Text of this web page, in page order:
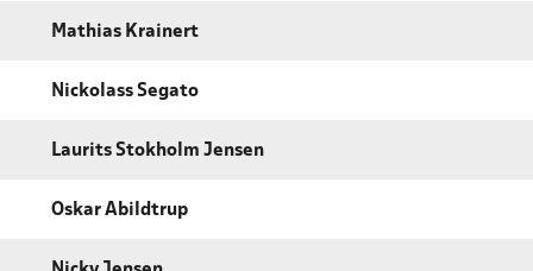
Mathias Krainert
Nickolass Segato
Laurits Stokholm Jensen
Oskar Abildtrup